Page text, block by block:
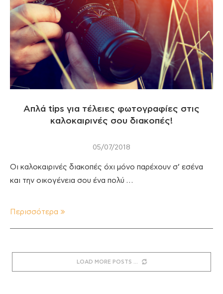
Απλά tips για τέλειες φωτογραφίες στις
καλοκαιρινές σου διακοπές!
05/07/2018
Οι καλοκαιρινές διακοπές όχι μόνο παρέχουν σ’ εσένα
και την οικογένεια σου ένα πολύ …
Περισσότερα
LOAD MORE POSTS